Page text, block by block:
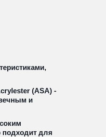
(ASA) -
и
подходит для